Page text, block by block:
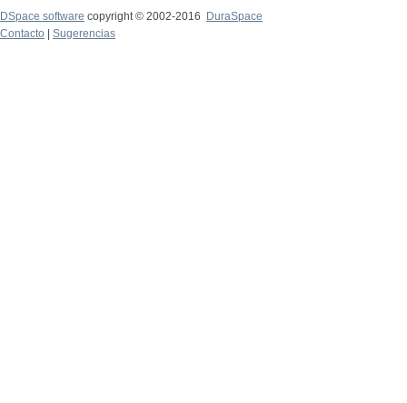
DSpace software copyright © 2002-2016
DuraSpace
Contacto
Sugerencias